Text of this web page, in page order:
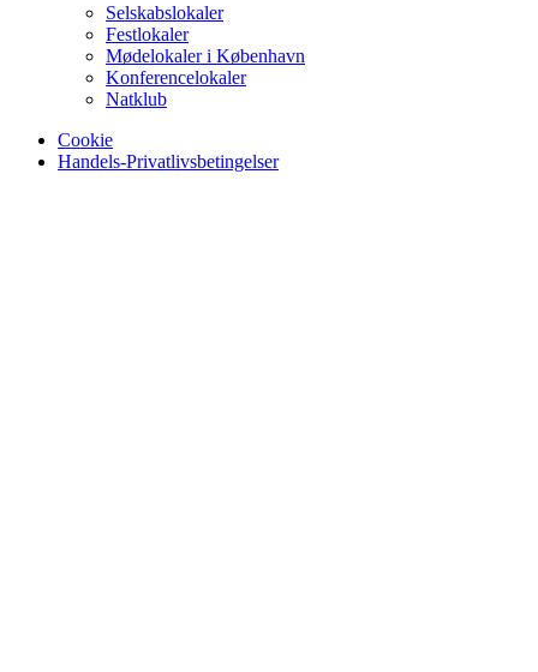
Selskabslokaler
Festlokaler
Mødelokaler i København
Konferencelokaler
Natklub
Cookie
Handels-Privatlivsbetingelser